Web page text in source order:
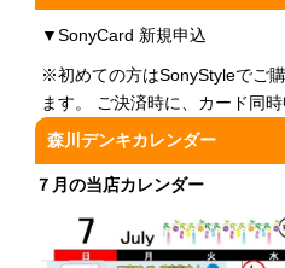
▼SonyCard 新規申込
※初めての方はSonyStyleでご
ます。 ご決済時に、カード同
森川デンキカレンダー
７月の当店カレンダー